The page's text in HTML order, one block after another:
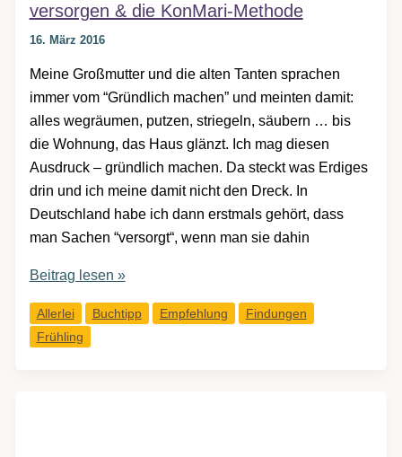
versorgen & die KonMari-Methode
16. März 2016
Meine Großmutter und die alten Tanten sprachen
immer vom “Gründlich machen” und meinten damit:
alles wegräumen, putzen, striegeln, säubern … bis
die Wohnung, das Haus glänzt. Ich mag diesen
Ausdruck – gründlich machen. Da steckt was Erdiges
drin und ich meine damit nicht den Dreck. In
Deutschland habe ich dann erstmals gehört, dass
man Sachen “versorgt“, wenn man sie dahin
Buchtipp:
machen,
Zeug
Beitrag lesen »
Allerlei Buchtipp Empfehlung
Findungen
Frühling